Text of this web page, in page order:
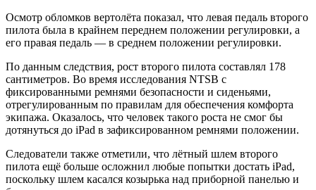
Осмотр обломков вертолёта показал, что левая педаль второго
пилота была в крайнем переднем положении регулировки, а
его правая педаль — в среднем положении регулировки.
По данным следствия, рост второго пилота составлял 178
сантиметров. Во время исследования NTSB с
фиксированными ремнями безопасности и сиденьями,
отрегулированным по правилам для обеспечения комфорта
экипажа. Оказалось, что человек такого роста не смог бы
дотянуться до iPad в зафиксированном ремнями положении.
Следователи также отметили, что лётный шлем второго
пилота ещё больше осложнил любые попытки достать iPad,
поскольку шлем касался козырька над приборной панелью и